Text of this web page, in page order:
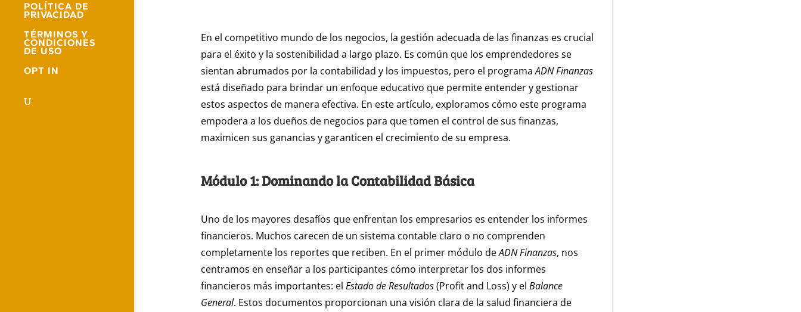
POLÍTICA DE
PRIVACIDAD
TÉRMINOS Y
CONDICIONES
DE USO
OPT IN
En el competitivo mundo de los negocios, la gestión adecuada de las finanzas es crucial
para el éxito y la sostenibilidad a largo plazo. Es común que los emprendedores se
sientan abrumados por la contabilidad y los impuestos, pero el programaADN Finanzas
está diseñado para brindar un enfoque educativo que permite entender y gestionar
estos aspectos de manera efectiva. En este artículo, exploramos cómo este programa
empodera a los dueños de negocios para que tomen el control de sus finanzas,
maximicen sus ganancias y garanticen el crecimiento de su empresa.
Módulo 1: Dominando la Contabilidad Básica
Uno de los mayores desafíos que enfrentan los empresarios es entender los informes
financieros. Muchos carecen de un sistema contable claro o no comprenden
completamente los reportes que reciben. En el primer módulo deADN Finanzas, nos
centramos en enseñar a los participantes cómo interpretar los dos informes
financieros más importantes: el Estado de Resultados(Profit and Loss) y el Balance
General. Estos documentos proporcionan una visión clara de la salud financiera de